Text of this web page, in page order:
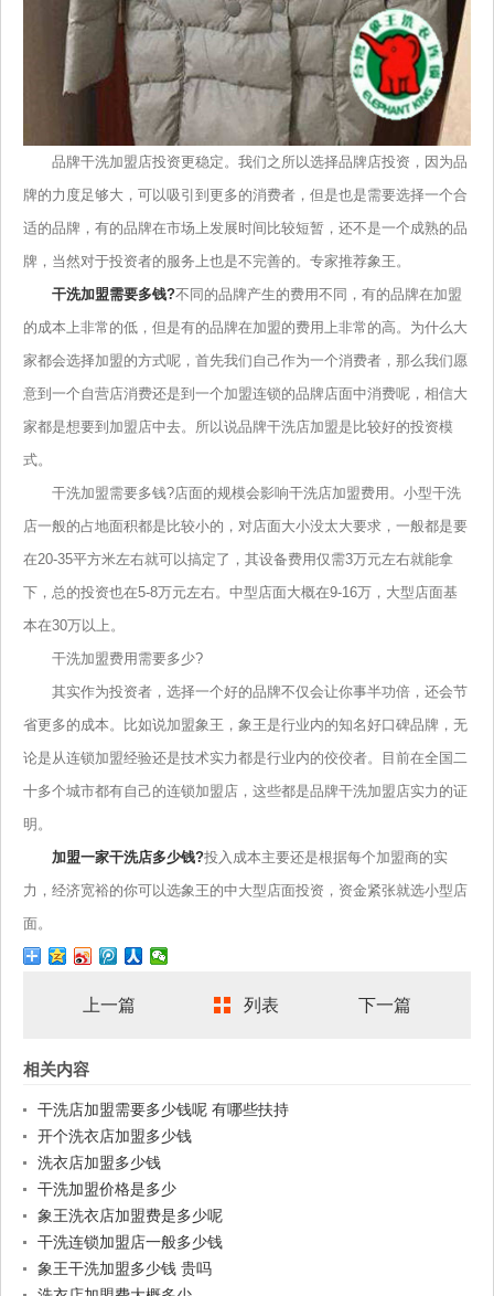
品牌干洗加盟店投资更稳定。我们之所以选择品牌店投资，因为品
牌的力度足够大，可以吸引到更多的消费者，但是也是需要选择一个合
适的品牌，有的品牌在市场上发展时间比较短暂，还不是一个成熟的品
牌，当然对于投资者的服务上也是不完善的。专家推荐象王。
干洗加盟需要多钱?不同的品牌产生的费用不同，有的品牌在加盟
的成本上非常的低，但是有的品牌在加盟的费用上非常的高。为什么大
家都会选择加盟的方式呢，首先我们自己作为一个消费者，那么我们愿
意到一个自营店消费还是到一个加盟连锁的品牌店面中消费呢，相信大
家都是想要到加盟店中去。所以说品牌干洗店加盟是比较好的投资模
式。
干洗加盟需要多钱?店面的规模会影响干洗店加盟费用。小型干洗
店一般的占地面积都是比较小的，对店面大小没太大要求，一般都是要
在20-35平方米左右就可以搞定了，其设备费用仅需3万元左右就能拿
下，总的投资也在5-8万元左右。中型店面大概在9-16万，大型店面基
本在30万以上。
干洗加盟费用需要多少?
其实作为投资者，选择一个好的品牌不仅会让你事半功倍，还会节
省更多的成本。比如说加盟象王，象王是行业内的知名好口碑品牌，无
论是从连锁加盟经验还是技术实力都是行业内的佼佼者。目前在全国二
十多个城市都有自己的连锁加盟店，这些都是品牌干洗加盟店实力的证
明。
加盟一家干洗店多少钱?投入成本主要还是根据每个加盟商的实
力，经济宽裕的你可以选象王的中大型店面投资，资金紧张就选小型店
面。
上一篇 列表 下一篇
相关内容
干洗店加盟需要多少钱呢 有哪些扶持
开个洗衣店加盟多少钱
洗衣店加盟多少钱
干洗加盟价格是多少
象王洗衣店加盟费是多少呢
干洗连锁加盟店一般多少钱
象王干洗加盟多少钱 贵吗